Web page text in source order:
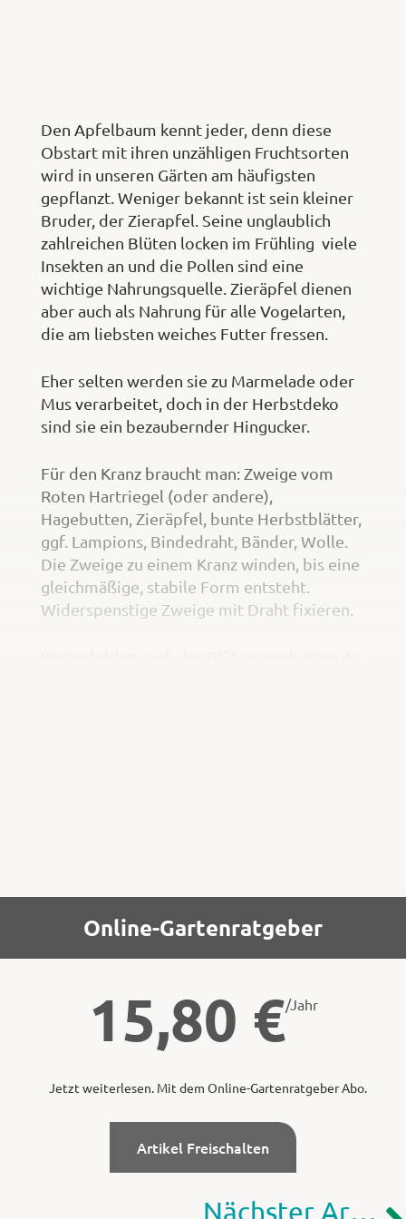
Den Apfelbaum kennt jeder, denn diese
Obstart mit ihren unzähligen Fruchtsorten
wird in unseren Gärten am häufigsten
gepflanzt. Weniger bekannt ist sein kleiner
Bruder, der Zierapfel. Seine unglaublich
zahlreichen Blüten locken im Frühling viele
Insekten an und die Pollen sind eine
wichtige Nahrungsquelle. Zieräpfel dienen
aber auch als Nahrung für alle Vogelarten,
die am liebsten weiches Futter fressen.
Eher selten werden sie zu Marmelade oder
Mus verarbeitet, doch in der Herbstdeko
sind sie ein bezaubernder Hingucker.
Für den Kranz braucht man: Zweige vom
Roten Hartriegel (oder andere),
Hagebutten, Zieräpfel, bunte Herbstblätter,
ggf. Lampions, Bindedraht, Bänder, Wolle.
Die Zweige zu einem Kranz winden, bis eine
gleichmäßige, stabile Form entsteht.
Widerspenstige Zweige mit Draht fixieren.
Online-Gartenratgeber
15,80 €/Jahr
Jetzt weiterlesen. Mit dem Online-Gartenratgeber Abo.
Artikel Freischalten
Nächster Artikel